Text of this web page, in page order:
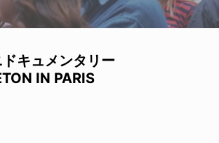
キュメンタリー
IN PARIS